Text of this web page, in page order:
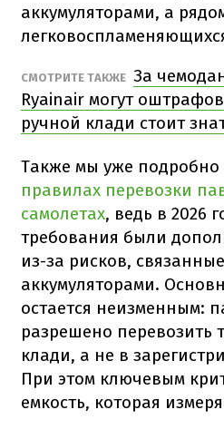
аккумуляторами, а
СМОТРИТЕ ТАКЖЕ За
Ryainair могут
ручной клади стоит
Также мы уже подробно
правилах перевозки
самолетах, ведь в 2026
требования были
из-за рисков,
аккумуляторами.
остается неизменным:
разрешено перевозить
клади, а не в
При этом ключевым
емкость, которая